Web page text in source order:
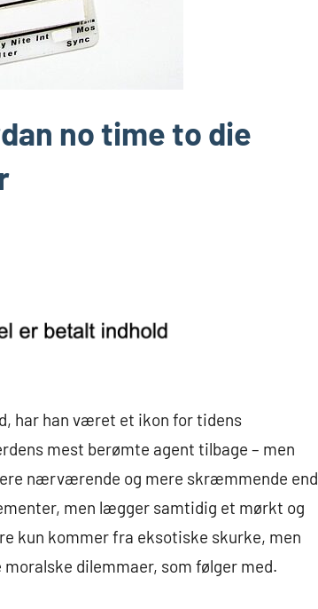
no time to die
har han været et ikon for tidens
mest berømte agent tilbage – men
nærværende og mere skræmmende end
men lægger samtidig et mørkt og
kun kommer fra eksotiske skurke, men
dilemmaer, som følger med.